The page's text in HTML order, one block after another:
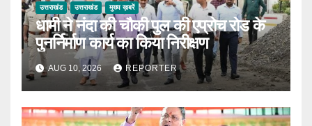
उत्तराखंड उत्तराखंड मुख्य ख़बरें
धामी ने नंदा की चौकी पुल की एप्रोच रोड के
पुनर्निर्माण कार्य का किया निरीक्षण
AUG 10, 2026 REPORTER